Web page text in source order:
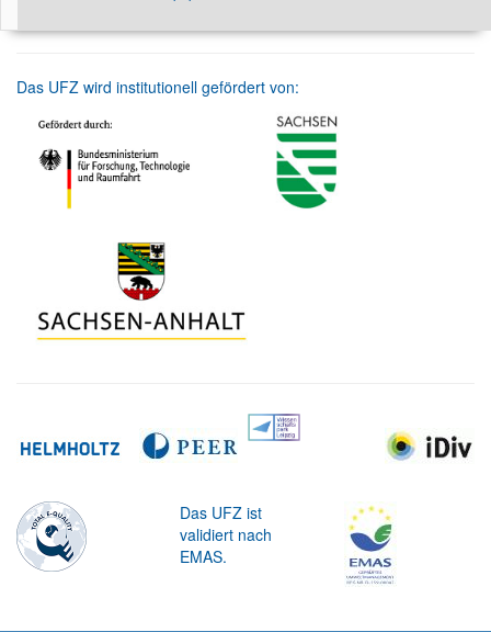
Das UFZ wird institutionell gefördert von:
Das UFZ ist
validiert nach
EMAS.